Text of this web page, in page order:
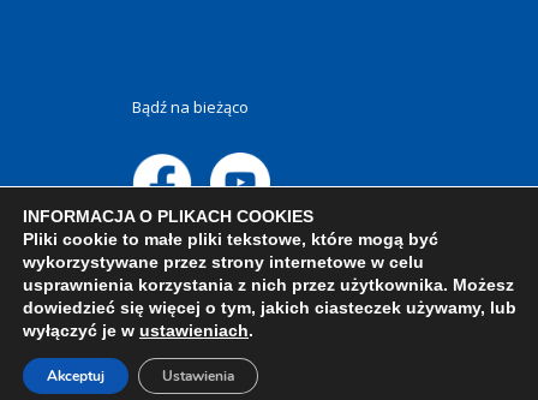
Bądź na bieżąco
INFORMACJA O PLIKACH COOKIES
Pliki cookie to małe pliki tekstowe, które mogą być
wykorzystywane przez strony internetowe w celu
usprawnienia korzystania z nich przez użytkownika. Możesz
dowiedzieć się więcej o tym, jakich ciasteczek używamy, lub
wyłączyć je w ustawieniach.
Akceptuj Ustawienia